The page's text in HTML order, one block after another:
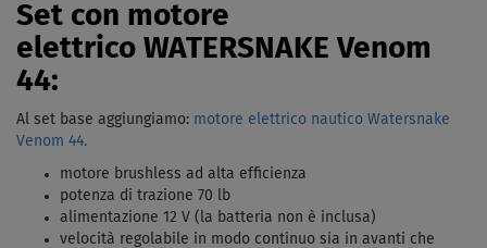
Set con motore
elettrico WATERSNAKE Venom
44:
Al set base aggiungiamo: motore elettrico nautico Watersnake
Venom 44.
motore brushless ad alta efficienza
potenza di trazione 70 lb
alimentazione 12 V (la batteria non è inclusa)
velocità regolabile in modo continuo sia in avanti che